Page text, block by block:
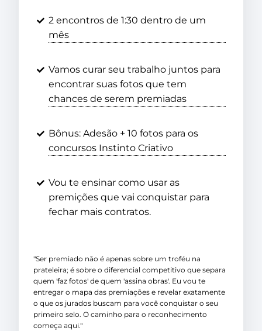
2 encontros de 1:30 dentro de um
mês
Vamos curar seu trabalho juntos para
encontrar suas fotos que tem
chances de serem premiadas
Bônus: Adesão + 10 fotos para os
concursos Instinto Criativo
Vou te ensinar como usar as
premições que vai conquistar para
fechar mais contratos.
"Ser premiado não é apenas sobre um troféu na
prateleira; é sobre o diferencial competitivo que separa
quem 'faz fotos' de quem 'assina obras'. Eu vou te
entregar o mapa das premiações e revelar exatamente
o que os jurados buscam para você conquistar o seu
primeiro selo. O caminho para o reconhecimento
começa aqui."